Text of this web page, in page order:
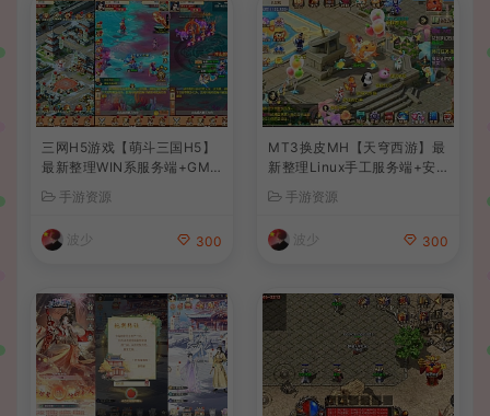
三网H5游戏【萌斗三国H5】
最新整理WIN系服务端+GM
后台+详细搭建教程
手游资源
波少 300
MT3换皮MH【天穹西游】最
新整理Linux手工服务端+安
卓苹果双端+GM后台+详细搭
建教程+全套源码+视频教程
手游资源
波少 300